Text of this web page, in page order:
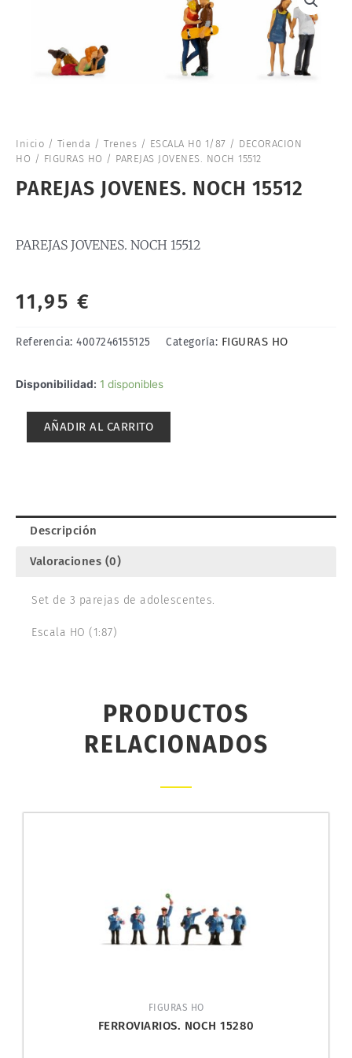
Inicio / Tienda / Trenes / ESCALA H0 1/87 / DECORACION
HO / FIGURAS HO / PAREJAS JOVENES. NOCH 15512
PAREJAS JOVENES. NOCH 15512
PAREJAS JOVENES. NOCH 15512
11,95 €
Referencia: 4007246155125 Categoría: FIGURAS HO
Disponibilidad: 1 disponibles
PAREJAS
AÑADIR AL CARRITO
Descripción
Valoraciones (0)
Set de 3 parejas de adolescentes.
Escala HO (1:87)
PRODUCTOS
RELACIONADOS
FIGURAS HO
FERROVIARIOS. NOCH 15280